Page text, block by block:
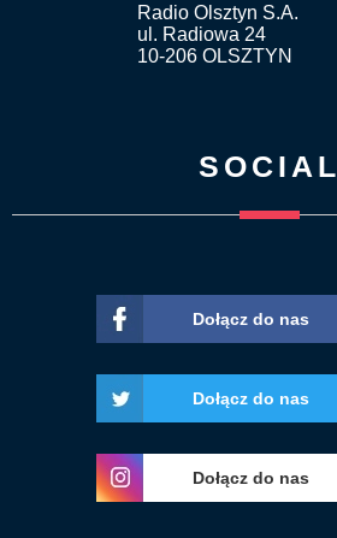
Radio Olsztyn S.A.
ul. Radiowa 24
10-206 OLSZTYN
SOCIAL
Dołącz do nas
Dołącz do nas
Dołącz do nas